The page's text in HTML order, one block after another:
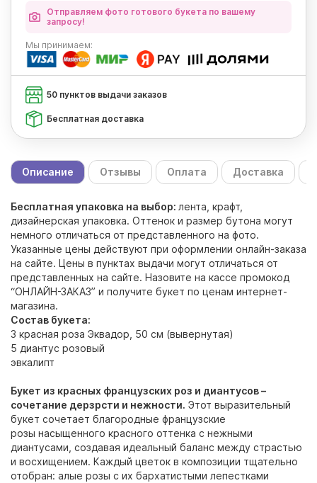
Отправляем фото готового букета по вашему
запросу!
Мы принимаем:
50 пунктов выдачи заказов
Бесплатная доставка
Описание Отзывы Оплата Доставка
Бесплатная упаковка на выбор: лента, крафт,
дизайнерская упаковка. Оттенок и размер бутона могут
немного отличаться от представленного на фото.
Указанные цены действуют при оформлении онлайн-заказа
на сайте. Цены в пунктах выдачи могут отличаться от
представленных на сайте. Назовите на кассе промокод
“ОНЛАЙН-ЗАКАЗ” и получите букет по ценам интернет-
магазина.
Состав букета:
3 красная роза Эквадор, 50 см (вывернутая)
5 диантус розовый
эвкалипт
Букет из красных французских роз и диантусов –
сочетание дерзрсти и нежности. Этот выразительный
букет сочетает благородные французские
розы насыщенного красного оттенка с нежными
диантусами, создавая идеальный баланс между страстью
и восхищением. Каждый цветок в композиции тщательно
отобран: алые розы с их бархатистыми лепестками